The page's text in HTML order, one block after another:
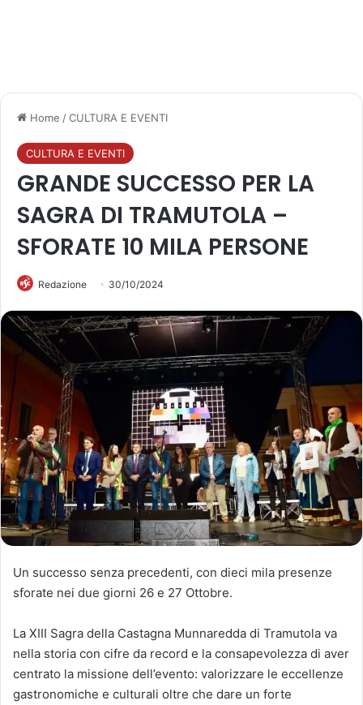
Home /CULTURA E EVENTI
CULTURA E EVENTI
GRANDE SUCCESSO PER LA
SAGRA DI TRAMUTOLA –
SFORATE 10 MILA PERSONE
Redazione 30/10/2024
Un successo senza precedenti, con dieci mila presenze
sforate nei due giorni 26 e 27 Ottobre.
La XIII Sagra della Castagna Munnaredda di Tramutola va
nella storia con cifre da record e la consapevolezza di aver
centrato la missione dell’evento: valorizzare le eccellenze
gastronomiche e culturali oltre che dare un forte